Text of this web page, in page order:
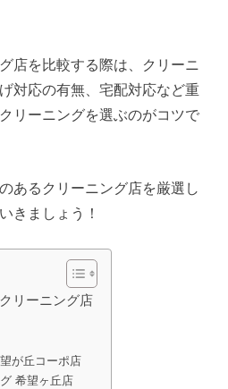
店を比較する際は、クリーニ
対応の有無、宅配対応など重
リーニングを選ぶのがコツで
あるクリーニング店を厳選し
きましょう！
リーニング店
が丘コーポ店
希望ヶ丘店